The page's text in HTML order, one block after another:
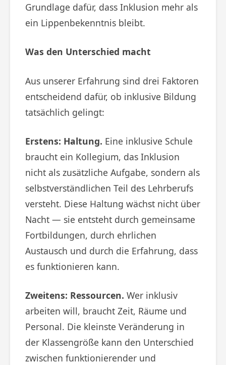
Grundlage dafür, dass Inklusion mehr als
ein Lippenbekenntnis bleibt.
Was den Unterschied macht
Aus unserer Erfahrung sind drei Faktoren
entscheidend dafür, ob inklusive Bildung
tatsächlich gelingt:
Erstens: Haltung. Eine inklusive Schule
braucht ein Kollegium, das Inklusion
nicht als zusätzliche Aufgabe, sondern als
selbstverständlichen Teil des Lehrberufs
versteht. Diese Haltung wächst nicht über
Nacht — sie entsteht durch gemeinsame
Fortbildungen, durch ehrlichen
Austausch und durch die Erfahrung, dass
es funktionieren kann.
Zweitens: Ressourcen. Wer inklusiv
arbeiten will, braucht Zeit, Räume und
Personal. Die kleinste Veränderung in
der Klassengröße kann den Unterschied
zwischen funktionierender und